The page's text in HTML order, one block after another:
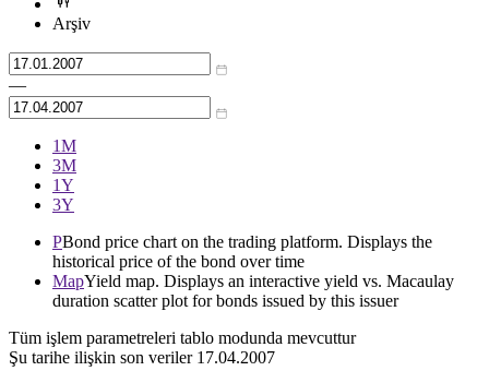
Arşiv
—
1М
3М
1Y
3Y
PBond price chart on the trading platform. Displays the
historical price of the bond over time
MapYield map. Displays an interactive yield vs. Macaulay
duration scatter plot for bonds issued by this issuer
Tüm işlem parametreleri tablo modunda mevcuttur
Şu tarihe ilişkin son veriler 17.04.2007